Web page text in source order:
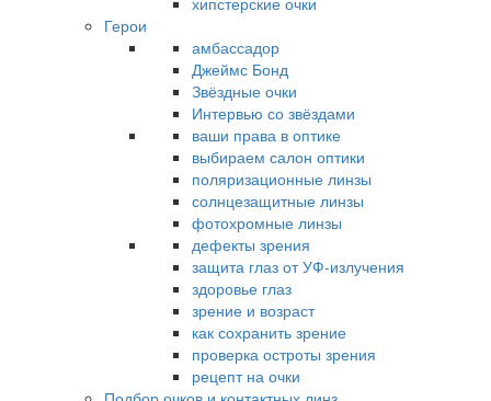
Герои
амбассадор
Джеймс Бонд
Звёздные очки
Интервью со звёздами
ваши права в оптике
выбираем салон оптики
поляризационные линзы
солнцезащитные линзы
фотохромные линзы
дефекты зрения
защита глаз от УФ-излучения
здоровье глаз
зрение и возраст
как сохранить зрение
проверка остроты зрения
рецепт на очки